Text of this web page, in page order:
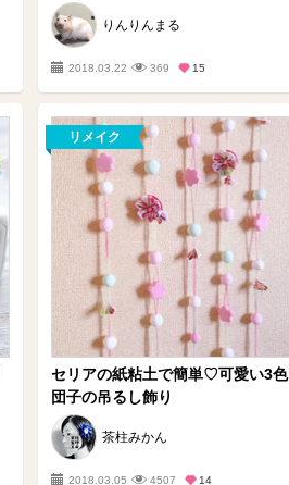
りんりんまる
2018.03.22 369 15
リメイク
セリアの紙粘土で簡単♡可愛い3色
団子の吊るし飾り
茶柱みかん
2018.03.05 4507 14